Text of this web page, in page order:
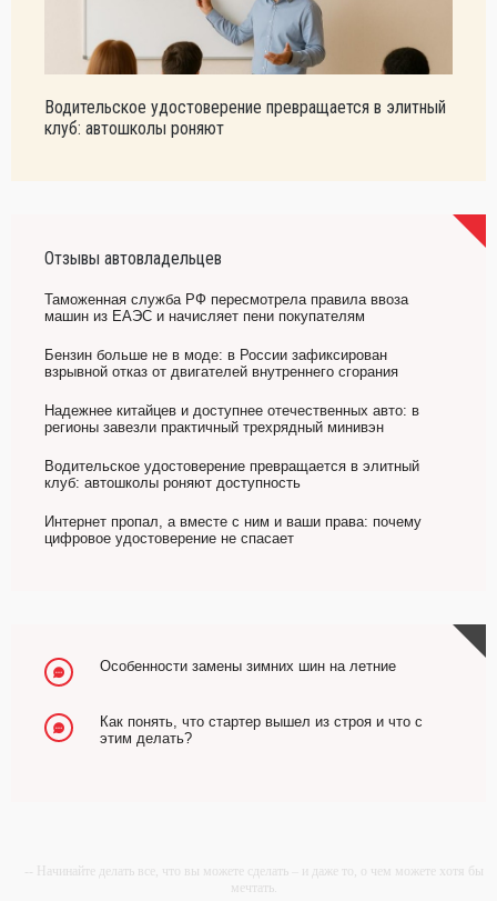
Водительское удостоверение превращается в элитный
клуб: автошколы роняют
Отзывы автовладельцев
Таможенная служба РФ пересмотрела правила ввоза
машин из ЕАЭС и начисляет пени покупателям
Бензин больше не в моде: в России зафиксирован
взрывной отказ от двигателей внутреннего сгорания
Надежнее китайцев и доступнее отечественных авто: в
регионы завезли практичный трехрядный минивэн
Водительское удостоверение превращается в элитный
клуб: автошколы роняют доступность
Интернет пропал, а вместе с ним и ваши права: почему
цифровое удостоверение не спасает
Особенности замены зимних шин на летние
Как понять, что стартер вышел из строя и что с
этим делать?
-- Начинайте делать все, что вы можете сделать – и даже то, о чем можете хотя бы
мечтать.